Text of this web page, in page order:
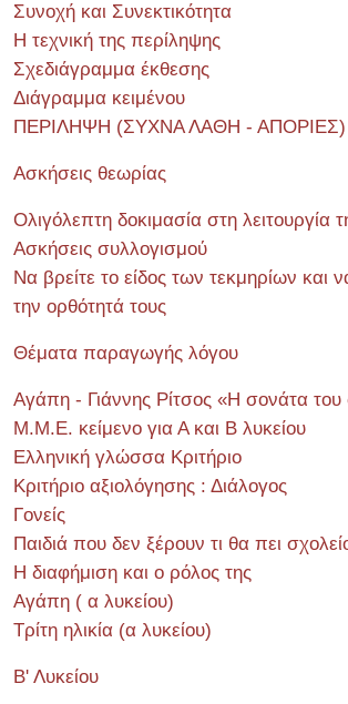
Συνοχή και Συνεκτικότητα
Η τεχνική της περίληψης
Σχεδιάγραμμα έκθεσης
Διάγραμμα κειμένου
ΠΕΡΙΛΗΨΗ (ΣΥΧΝΑ ΛΑΘΗ - ΑΠΟΡΙΕΣ)
Ασκήσεις θεωρίας
Ολιγόλεπτη δοκιμασία στη λειτουργία
Ασκήσεις συλλογισμού
Να βρείτε το είδος των τεκμηρίων και
την ορθότητά τους
Θέματα παραγωγής λόγου
Αγάπη - Γιάννης Ρίτσος «Η σονάτα
Μ.Μ.Ε. κείμενο για Α και Β λυκείου
Ελληνική γλώσσα Κριτήριο
Κριτήριο αξιολόγησης : Διάλογος
Γονείς
Παιδιά που δεν ξέρουν τι θα πει
Η διαφήμιση και ο ρόλος της
Αγάπη ( α λυκείου)
Τρίτη ηλικία (α λυκείου)
Β' Λυκείου